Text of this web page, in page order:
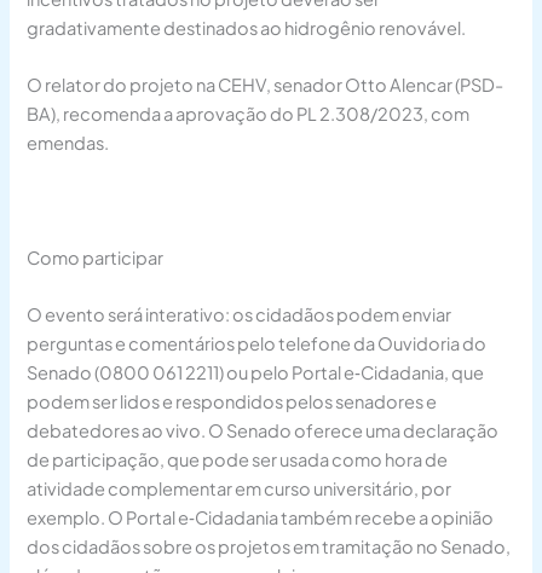
gradativamente destinados ao hidrogênio renovável.
O relator do projeto na CEHV, senador Otto Alencar (PSD-
BA), recomenda a aprovação do PL 2.308/2023, com
emendas.
Como participar
O evento será interativo: os cidadãos podem enviar
perguntas e comentários pelo telefone da Ouvidoria do
Senado (0800 061 2211) ou pelo Portal e‑Cidadania, que
podem ser lidos e respondidos pelos senadores e
debatedores ao vivo. O Senado oferece uma declaração
de participação, que pode ser usada como hora de
atividade complementar em curso universitário, por
exemplo. O Portal e‑Cidadania também recebe a opinião
dos cidadãos sobre os projetos em tramitação no Senado,